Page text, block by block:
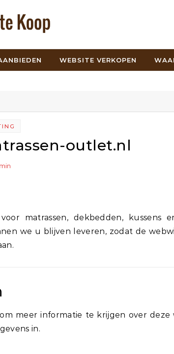
WEBSITE VERKOPEN
outlet.nl
matrassen, dekbedden, kussens
we u blijven leveren, zodat de
meer informatie te krijgen over deze
in.